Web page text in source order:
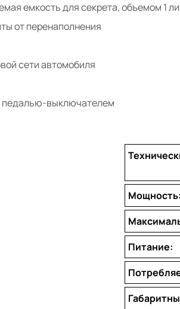
емкость для секрета, объемом 1
от перенаполнения
сети автомобиля
педалью-выключателем
Мощность:
Питание: